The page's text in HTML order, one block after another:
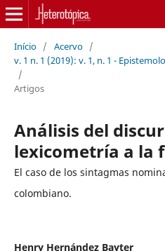
Início / Acervo /
v. 1 n. 1 (2019): v. 1, n. 1 -
/
Artigos
Análisis del
lexicometría a la
El caso de los sintagmas
colombiano.
Henry Hernández Bayter